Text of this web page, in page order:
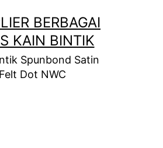
BERBAGAI
KAIN BINTIK
Spunbond Satin
Felt Dot NWC